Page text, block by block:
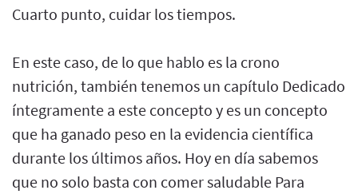
Cuarto punto, cuidar los tiempos.
En este caso, de lo que hablo es la crono
nutrición, también tenemos un capítulo Dedicado
íntegramente a este concepto y es un concepto
que ha ganado peso en la evidencia científica
durante los últimos años. Hoy en día sabemos
que no solo basta con comer saludable Para